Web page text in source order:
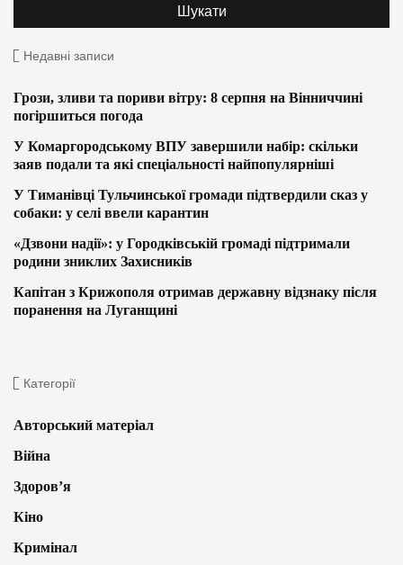
Недавні записи
Грози, зливи та пориви вітру: 8 серпня на Вінниччині
погіршиться погода
У Комаргородському ВПУ завершили набір: скільки
заяв подали та які спеціальності найпопулярніші
У Тиманівці Тульчинської громади підтвердили сказ у
собаки: у селі ввели карантин
«Дзвони надії»: у Городківській громаді підтримали
родини зниклих Захисників
Капітан з Крижополя отримав державну відзнаку після
поранення на Луганщині
Категорії
Авторський матеріал
Війна
Здоров’я
Кіно
Кримінал